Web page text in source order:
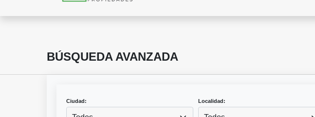
BÚSQUEDA AVANZADA
Ciudad: Localidad: